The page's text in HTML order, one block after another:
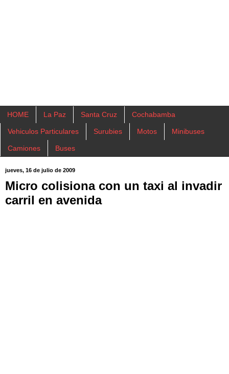
HOME La Paz Santa Cruz Cochabamba
Vehiculos Particulares Surubies Motos Minibuses
Camiones Buses
jueves, 16 de julio de 2009
Micro colisiona con un taxi al invadir
carril en avenida